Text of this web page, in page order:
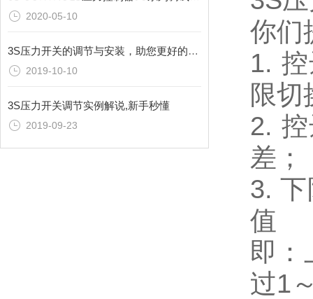
2020-05-10
3S压力开关的调节与安装，助您更好的使用
2019-10-10
3S压力开关调节实例解说,新手秒懂
2019-09-23
你们
1.
限切
2.
差；
3.
值
即：
过1